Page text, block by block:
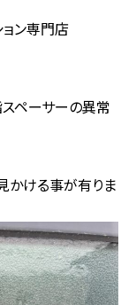
ョン専門店
ペーサーの異常
かける事が有りま